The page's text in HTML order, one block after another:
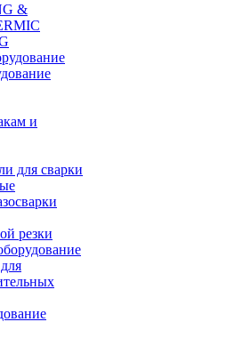
&
и
для сварки
резки